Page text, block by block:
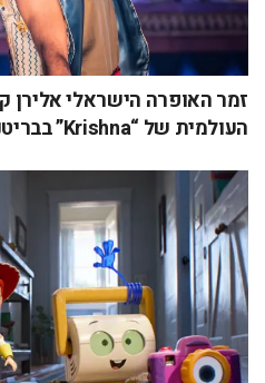
זמר האופרה הישראלי
העולמית של “Krishna” בבריטניה